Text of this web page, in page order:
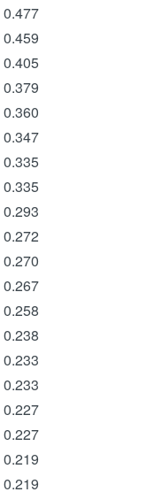
0.477
0.459
0.405
0.379
0.360
0.347
0.335
0.335
0.293
0.272
0.270
0.267
0.258
0.238
0.233
0.233
0.227
0.227
0.219
0.219